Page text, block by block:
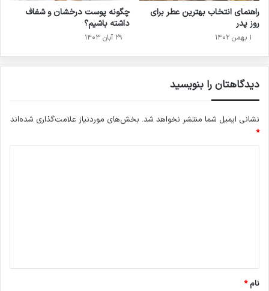
راهنمای انتخاب بهترین عطر برای
روز پدر
۱ بهمن ۱۴۰۲
چگونه پوست درخشان و شفاف
داشته باشیم؟
۲۹ آبان ۱۴۰۳
دیدگاهتان را بنویسید
نشانی ایمیل شما منتشر نخواهد شد. بخش‌های موردنیاز علامت‌گذاری شده‌اند
*
نام*